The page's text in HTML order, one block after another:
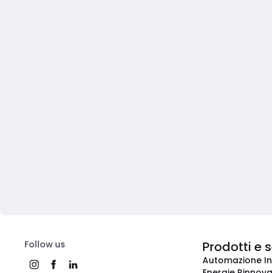
Follow us Prodotti e
Automazione